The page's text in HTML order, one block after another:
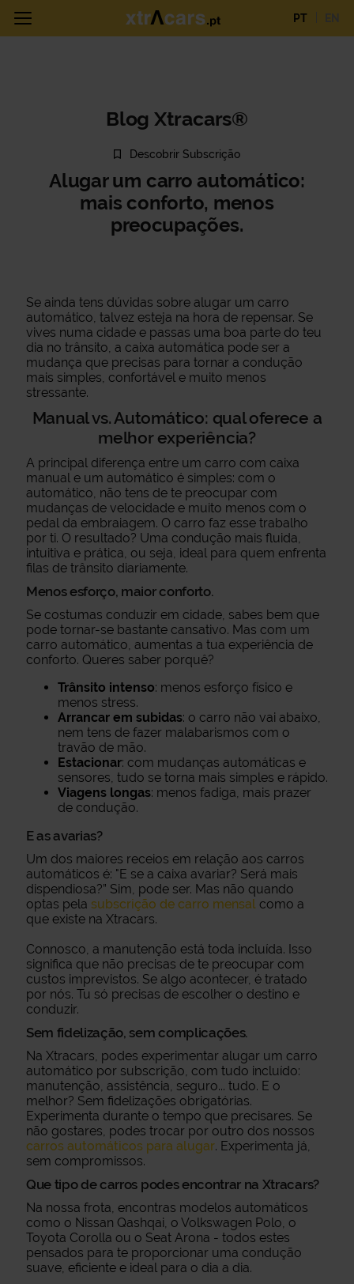
PT
Blog Xtracars®
Descobrir Subscrição
Alugar um carro automático:
mais conforto, menos
preocupações.
Se ainda tens dúvidas sobre alugar um carro
automático, talvez esteja na hora de repensar. Se
vives numa cidade e passas uma boa parte do teu
dia no trânsito, a caixa automática pode ser a
mudança que precisas para tornar a condução
mais simples, confortável e muito menos
stressante.
Manual vs. Automático: qual oferece a
melhor experiência?
A principal diferença entre um carro com caixa
manual e um automático é simples: com o
automático, não tens de te preocupar com
mudanças de velocidade e muito menos com o
pedal da embraiagem. O carro faz esse trabalho
por ti. O resultado? Uma condução mais fluida,
intuitiva e prática, ou seja, ideal para quem enfrenta
filas de trânsito diariamente.
Menos esforço, maior conforto.
Se costumas conduzir em cidade, sabes bem que
pode tornar-se bastante cansativo. Mas com um
carro automático, aumentas a tua experiência de
conforto. Queres saber porquê?
Trânsito intenso: menos esforço físico e
menos stress.
Arrancar em subidas: o carro não vai abaixo,
nem tens de fazer malabarismos com o
travão de mão.
Estacionar: com mudanças automáticas e
sensores, tudo se torna mais simples e rápido.
Viagens longas: menos fadiga, mais prazer
de condução.
E as avarias?
Um dos maiores receios em relação aos carros
automáticos é: "E se a caixa avariar? Será mais
dispendiosa?” Sim, pode ser. Mas não quando
optas pela subscrição de carro mensalcomo a
que existe na Xtracars.
Connosco, a manutenção está toda incluída. Isso
significa que não precisas de te preocupar com
custos imprevistos. Se algo acontecer, é tratado
por nós. Tu só precisas de escolher o destino e
conduzir.
Sem fidelização, sem complicações.
Na Xtracars, podes experimentar alugar um carro
automático por subscrição, com tudo incluído:
manutenção, assistência, seguro... tudo. E o
melhor? Sem fidelizações obrigatórias.
Experimenta durante o tempo que precisares. Se
não gostares, podes trocar por outro dos nossos
carros automáticos para alugar. Experimenta já,
sem compromissos.
Que tipo de carros podes encontrar na Xtracars?
Na nossa frota, encontras modelos automáticos
como o Nissan Qashqai, o Volkswagen Polo, o
Toyota Corolla ou o Seat Arona - todos estes
pensados para te proporcionar uma condução
suave, eficiente e ideal para o dia a dia.